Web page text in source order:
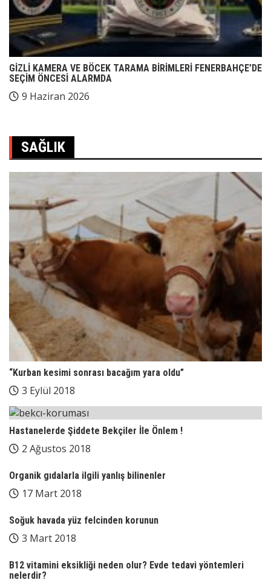
GİZLİ KAMERA VE BÖCEK TARAMA BİRİMLERİ FENERBAHÇE’DE
SEÇİM ÖNCESİ ALARMDA
9 Haziran 2026
SAĞLIK
“Kurban kesimi sonrası bacağım yara oldu”
3 Eylül 2018
Hastanelerde Şiddete Bekçiler İle Önlem !
2 Ağustos 2018
Organik gıdalarla ilgili yanlış bilinenler
17 Mart 2018
Soğuk havada yüz felcinden korunun
3 Mart 2018
B12 vitamini eksikliği neden olur? Evde tedavi yöntemleri
nelerdir?